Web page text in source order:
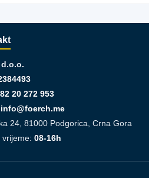
d.o.o.
20 272 953
info@foerch.me
24, 81000 Podgorica, Crna Gora
vrijeme: 08-16h